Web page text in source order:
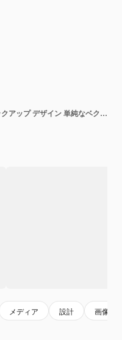
ソーシャルメディア アイコン モックアップ デザイン 単純なベクトルイラスト
メディア 設計 画像